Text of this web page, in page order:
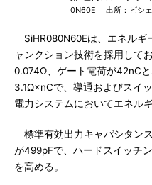
0N60E」 出所：ビシ
SiHR080N60Eは、エネルギ
ャンクション技術を採用して
0.074Ω、ゲート電荷が42nC
3.1Ω×nCで、導通およびスイ
電力システムにおいてエネル
標準有効出力キャパシタン
が499pFで、ハードスイッチ
を高める。